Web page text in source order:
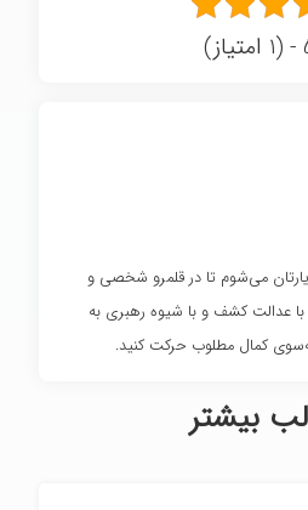
می‌شوم تا در قلمرو شخصی و
عدالت کشف و با شیوه رهبری به
کمال مطلوب حرکت کنید.
بیشتر